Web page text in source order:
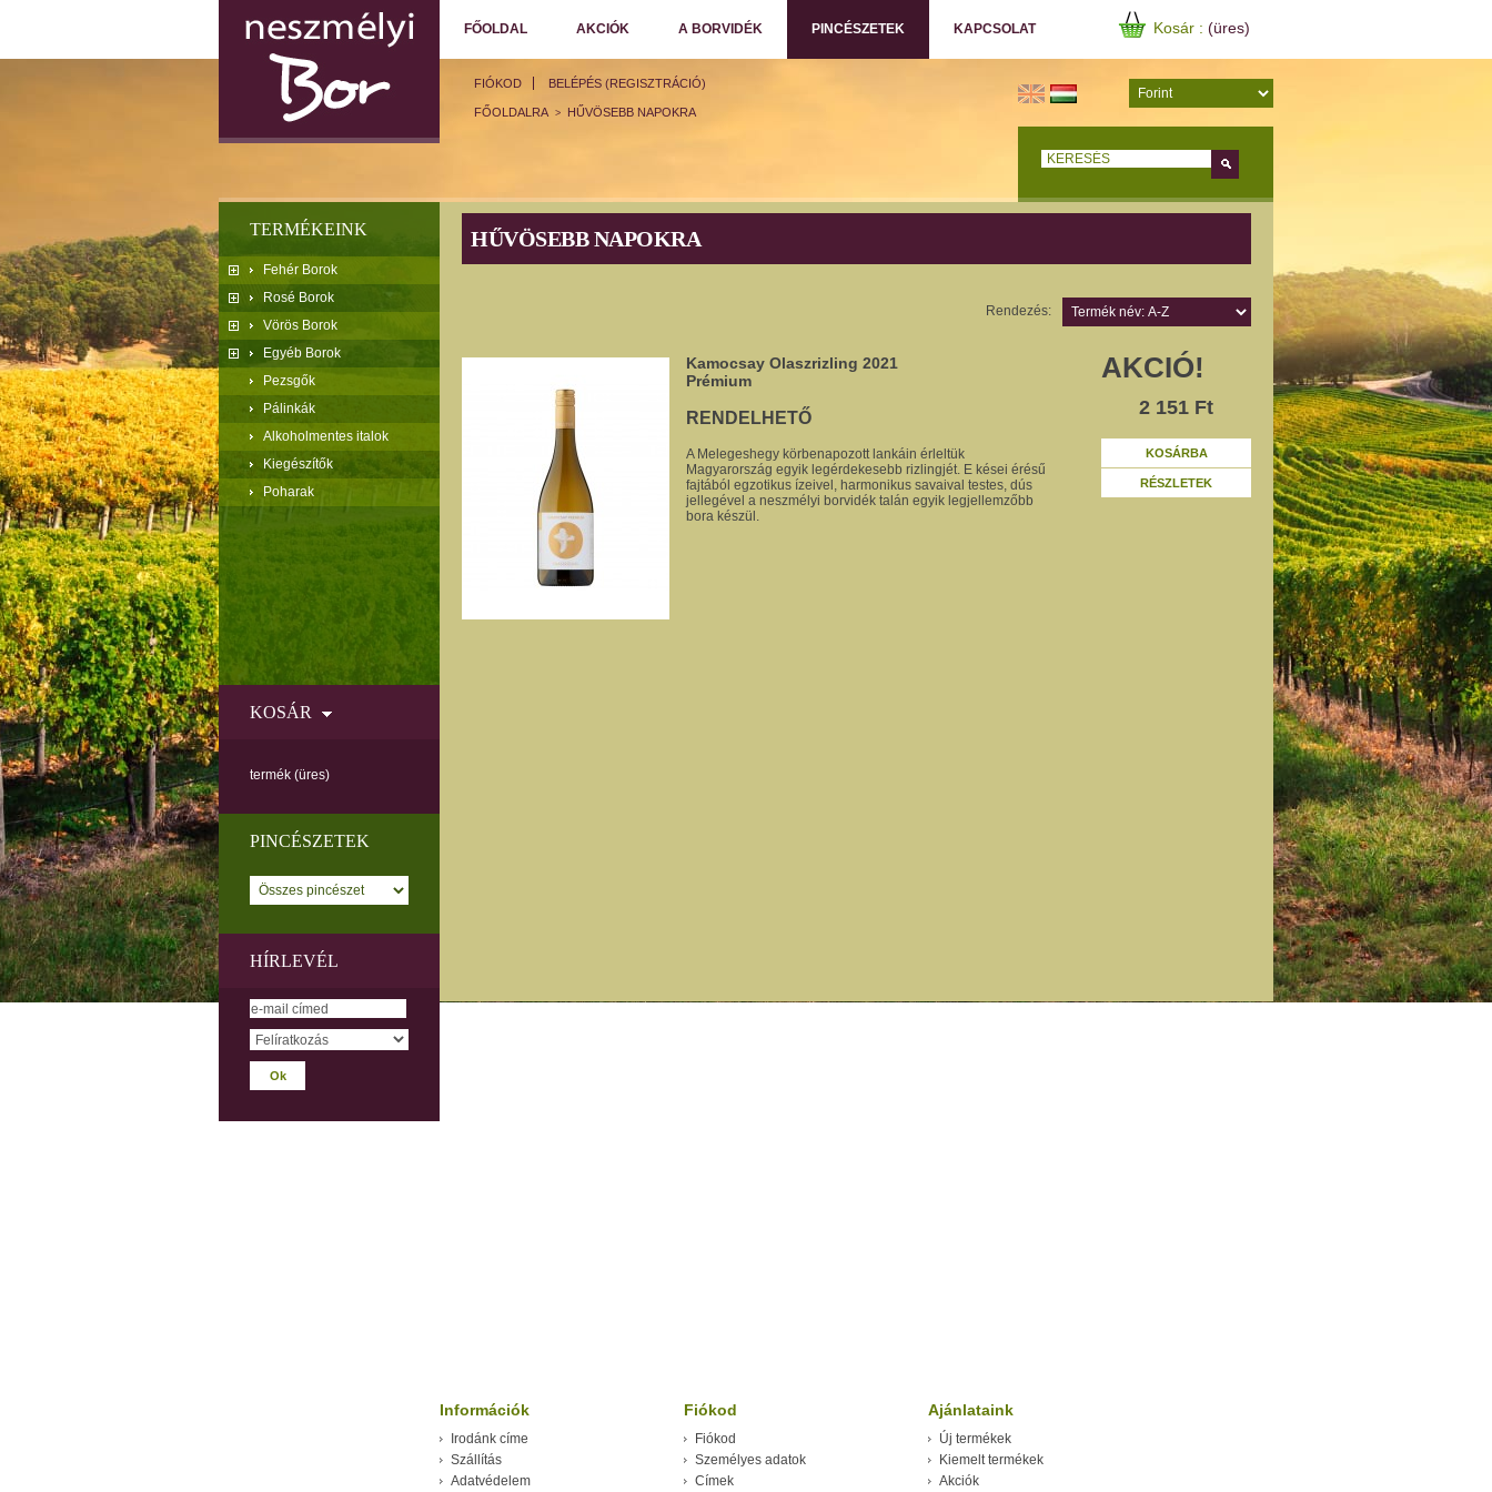
FIÓKOD BELÉPÉS (REGISZTRÁCIÓ)
Kosár : (üres)
FŐOLDAL AKCIÓK A BORVIDÉK PINCÉSZETEK KAPCSOLAT
TERMÉKEINK
Fehér Borok
Rosé Borok
Vörös Borok
Egyéb Borok
Pezsgők
Pálinkák
Alkoholmentes italok
Kiegészítők
Poharak
KOSÁR
termék (üres)
PINCÉSZETEK
HÍRLEVÉL
FŐOLDALRA > HŰVÖSEBB NAPOKRA
HŰVÖSEBB NAPOKRA
Rendezés:
Kamocsay Olaszrizling 2021
Prémium
RENDELHETŐ
A Melegeshegy körbenapozott lankáin érleltük
Magyarország egyik legérdekesebb rizlingjét. E kései érésű
fajtából egzotikus ízeivel, harmonikus savaival testes, dús
jellegével a neszmélyi borvidék talán egyik legjellemzőbb
bora készül.
AKCIÓ!
2 151 Ft
KOSÁRBA
RÉSZLETEK
Információk
Irodánk címe
Szállítás
Adatvédelem
Fiókod
Fiókod
Személyes adatok
Címek
Ajánlataink
Új termékek
Kiemelt termékek
Akciók